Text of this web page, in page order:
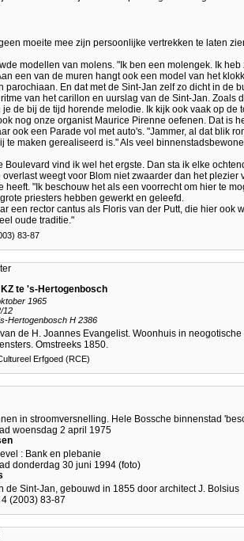
moeite mee zijn persoonlijke vertrekken te laten
modellen van molens. "Ik ben een molengek. Ik
een van de muren hangt ook een model van het
parochiaan. En dat met de Sint-Jan zelf zo dicht in de
van het carillon en uurslag van de Sint-Jan. Zoals
je de bij de tijd horende melodie. Ik kijk ook vaak op de
nog onze organist Maurice Pirenne oefenen. Dat is
ook een Parade vol met auto's. "Jammer, al dat blik
te maken gerealiseerd is." Als veel
Boulevard vind ik wel het ergste. Dan sta ik elke
weegt voor Blom niet zwaarder dan het
heeft. "Ik beschouw het als een voorrecht om hier te
priesters hebben gewerkt en geleefd.
een rector cantus als Floris van der Putt, die hier ook
oude traditie."
83-87
te 's-Hertogenbosch
1965
12
Hertogenbosch H 2386
de H. Joannes Evangelist. Woonhuis in
Omstreeks 1850.
Erfgoed (RCE)
in stroomversnelling. Hele Bossche binnenstad
woensdag 2 april 1975
: Bank en plebanie
donderdag 30 juni 1994 (foto)
de Sint-Jan, gebouwd in 1855 door architect J. Bolsius
(2003) 83-87